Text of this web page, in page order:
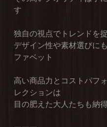
す
独自の視点でトレンドを
デザイン性や素材選びに
ファベット
高い商品力とコストパフ
レクションは
目の肥えた大人たちも納